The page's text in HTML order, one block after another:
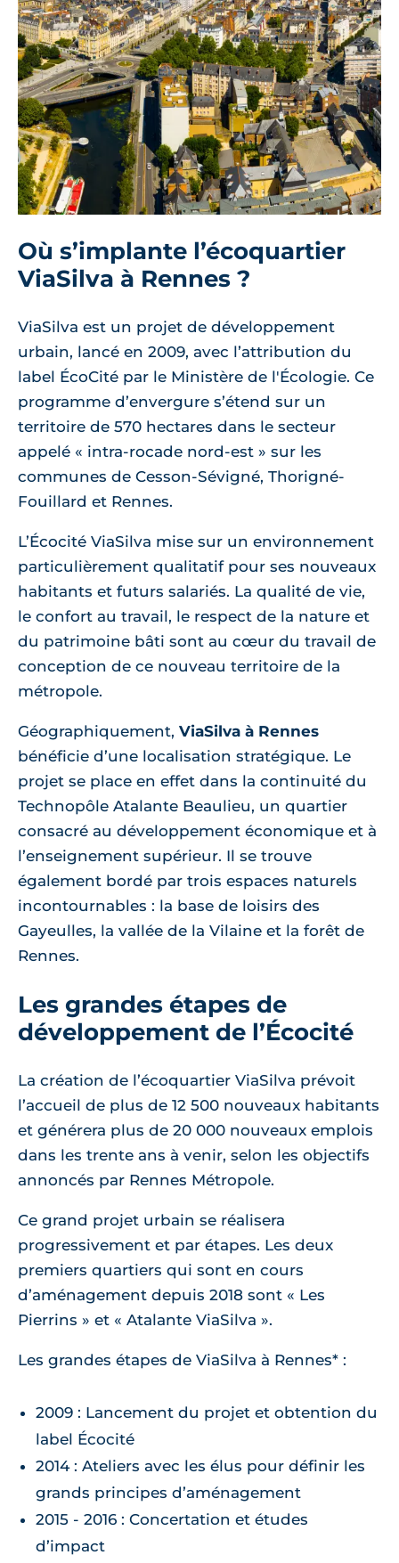
Où s’implante l’écoquartier
ViaSilva à Rennes ?
ViaSilva est un projet de développement
urbain, lancé en 2009, avec l’attribution du
label ÉcoCité par le Ministère de l'Écologie. Ce
programme d’envergure s’étend sur un
territoire de 570 hectares dans le secteur
appelé « intra-rocade nord-est » sur les
communes de Cesson-Sévigné, Thorigné-
Fouillard et Rennes.
L’Écocité ViaSilva mise sur un environnement
particulièrement qualitatif pour ses nouveaux
habitants et futurs salariés. La qualité de vie,
le confort au travail, le respect de la nature et
du patrimoine bâti sont au cœur du travail de
conception de ce nouveau territoire de la
métropole.
Géographiquement, ViaSilva à Rennes
bénéficie d’une localisation stratégique. Le
projet se place en effet dans la continuité du
Technopôle Atalante Beaulieu, un quartier
consacré au développement économique et à
l’enseignement supérieur. Il se trouve
également bordé par trois espaces naturels
incontournables : la base de loisirs des
Gayeulles, la vallée de la Vilaine et la forêt de
Rennes.
Les grandes étapes de
développement de l’Écocité
La création de l’écoquartier ViaSilva prévoit
l’accueil de plus de 12 500 nouveaux habitants
et générera plus de 20 000 nouveaux emplois
dans les trente ans à venir, selon les objectifs
annoncés par Rennes Métropole.
Ce grand projet urbain se réalisera
progressivement et par étapes. Les deux
premiers quartiers qui sont en cours
d’aménagement depuis 2018 sont « Les
Pierrins » et « Atalante ViaSilva ».
Les grandes étapes de ViaSilva à Rennes* :
2009 : Lancement du projet et obtention du
label Écocité
2014 : Ateliers avec les élus pour définir les
grands principes d’aménagement
2015 - 2016 : Concertation et études
d’impact